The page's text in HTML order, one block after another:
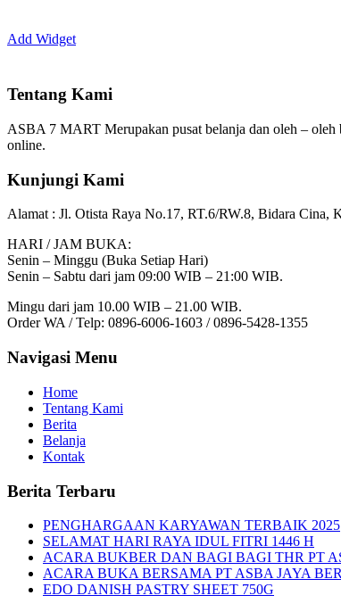
Add Widget
Tentang Kami
ASBA 7 MART Merupakan pusat belanja dan oleh – oleh
online.
Kunjungi Kami
Alamat : Jl. Otista Raya No.17, RT.6/RW.8, Bidara Cina,
HARI / JAM BUKA:
Senin – Minggu (Buka Setiap Hari)
Senin – Sabtu dari jam 09:00 WIB – 21:00 WIB.
Mingu dari jam 10.00 WIB – 21.00 WIB.
Order WA / Telp: 0896-6006-1603 / 0896-5428-1355
Navigasi Menu
Home
Tentang Kami
Berita
Belanja
Kontak
Berita Terbaru
PENGHARGAAN KARYAWAN TERBAIK 2025
SELAMAT HARI RAYA IDUL FITRI 1446 H
ACARA BUKBER DAN BAGI BAGI THR PT
ACARA BUKA BERSAMA PT ASBA JAYA
EDO DANISH PASTRY SHEET 750G